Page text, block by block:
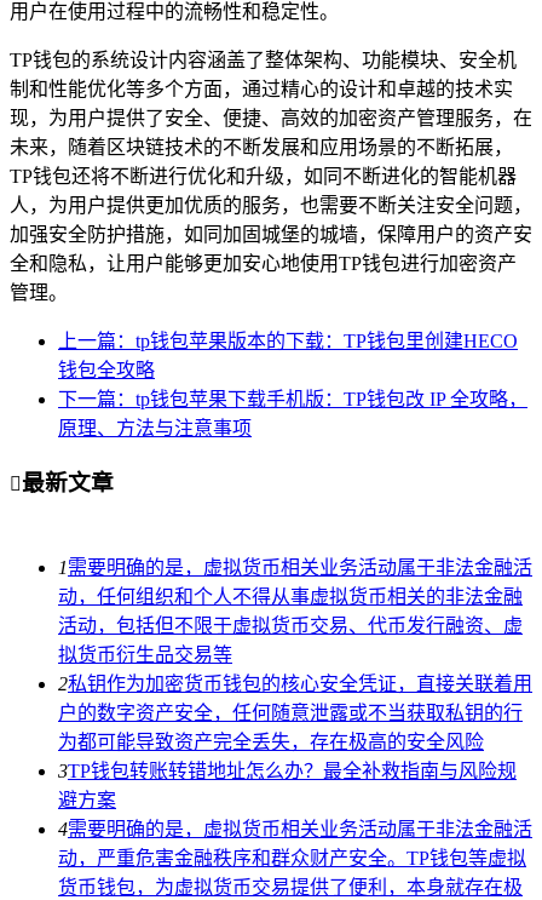
用户在使用过程中的流畅性和稳定性。
TP钱包的系统设计内容涵盖了整体架构、功能模块、安全机
制和性能优化等多个方面，通过精心的设计和卓越的技术实
现，为用户提供了安全、便捷、高效的加密资产管理服务，在
未来，随着区块链技术的不断发展和应用场景的不断拓展，
TP钱包还将不断进行优化和升级，如同不断进化的智能机器
人，为用户提供更加优质的服务，也需要不断关注安全问题，
加强安全防护措施，如同加固城堡的城墙，保障用户的资产安
全和隐私，让用户能够更加安心地使用TP钱包进行加密资产
管理。
上一篇：tp钱包苹果版本的下载：TP钱包里创建HECO
钱包全攻略
下一篇：tp钱包苹果下载手机版：TP钱包改 IP 全攻略，
原理、方法与注意事项
最新文章
1需要明确的是，虚拟货币相关业务活动属于非法金融活
动，任何组织和个人不得从事虚拟货币相关的非法金融
活动，包括但不限于虚拟货币交易、代币发行融资、虚
拟货币衍生品交易等
2私钥作为加密货币钱包的核心安全凭证，直接关联着用
户的数字资产安全，任何随意泄露或不当获取私钥的行
为都可能导致资产完全丢失，存在极高的安全风险
3TP钱包转账转错地址怎么办？最全补救指南与风险规
避方案
4需要明确的是，虚拟货币相关业务活动属于非法金融活
动，严重危害金融秩序和群众财产安全。TP钱包等虚拟
货币钱包，为虚拟货币交易提供了便利，本身就存在极